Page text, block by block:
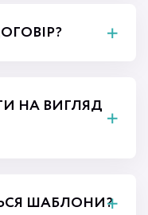
НА ВИГЛЯД
ШАБЛОНИ?